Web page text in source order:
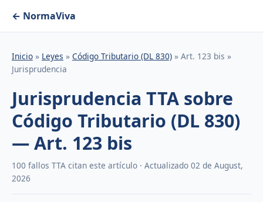
← NormaViva
Inicio » Leyes » Código Tributario (DL 830) » Art. 123 bis »
Jurisprudencia
Jurisprudencia TTA sobre
Código Tributario (DL 830)
— Art. 123 bis
100 fallos TTA citan este artículo · Actualizado 02 de August,
2026